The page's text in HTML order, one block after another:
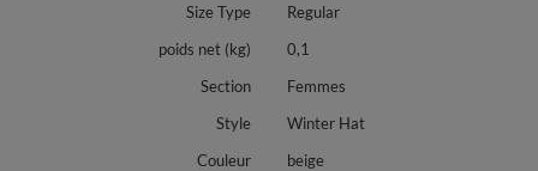
Size Type
Regular
poids net (kg)
0,1
Section
Femmes
Style
Winter Hat
Couleur
beige